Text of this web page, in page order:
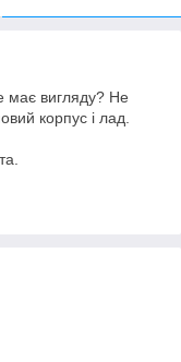
вигляду? Не
корпус і лад.